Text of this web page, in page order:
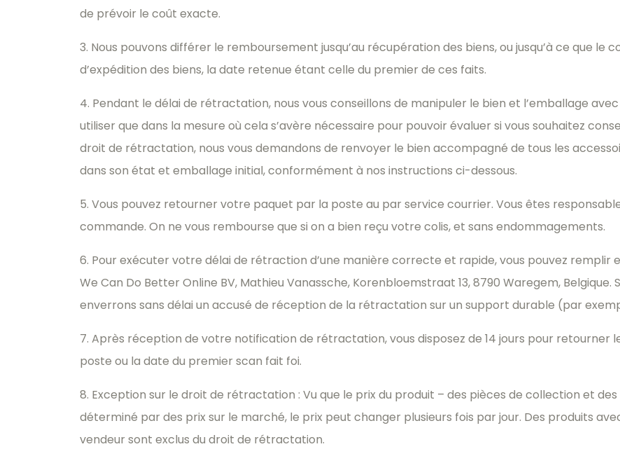
de prévoir le coût exacte.
3. Nous pouvons différer le remboursement jusqu’au récupération des biens, ou jusqu’à ce que le
d’expédition des biens, la date retenue étant celle du premier de ces faits.
4. Pendant le délai de rétractation, nous vous conseillons de manipuler le bien et l’emballage
utiliser que dans la mesure où cela s’avère nécessaire pour pouvoir évaluer si vous souhaitez
droit de rétractation, nous vous demandons de renvoyer le bien accompagné de tous les
dans son état et emballage initial, conformément à nos instructions ci-dessous.
5. Vous pouvez retourner votre paquet par la poste au par service courrier. Vous êtes
commande. On ne vous rembourse que si on a bien reçu votre colis, et sans endommagements.
6. Pour exécuter votre délai de rétraction d’une manière correcte et rapide, vous pouvez
We Can Do Better Online BV, Mathieu Vanassche, Korenbloemstraat 13, 8790 Waregem, Belgique.
enverrons sans délai un accusé de réception de la rétractation sur un support durable (par
7. Après réception de votre notification de rétractation, vous disposez de 14 jours pour retourner
poste ou la date du premier scan fait foi.
8. Exception sur le droit de rétractation : Vu que le prix du produit – des pièces de collection et
déterminé par des prix sur le marché, le prix peut changer plusieurs fois par jour. Des produits
vendeur sont exclus du droit de rétractation.